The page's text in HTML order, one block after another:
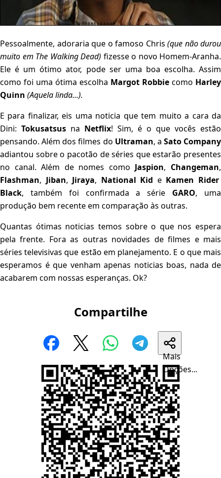
Pessoalmente, adoraria que o famoso Chris (que não durou
muito em The Walking Dead) fizesse o novo Homem-Aranha.
Ele é um ótimo ator, pode ser uma boa escolha. Assim
como foi uma ótima escolha Margot Robbie como Harley
Quinn (Aquela linda...).
E para finalizar, eis uma noticia que tem muito a cara da
Dini: Tokusatsus na Netflix! Sim, é o que vocês estão
pensando. Além dos filmes do Ultraman, a Sato Company
adiantou sobre o pacotão de séries que estarão presentes
no canal. Além de nomes como Jaspion, Changeman,
Flashman, Jiban, Jiraya, National Kid e Kamen Rider
Black, também foi confirmada a série GARO, uma
produção bem recente em comparação às outras.
Quantas ótimas noticias temos sobre o que nos espera
pela frente. Fora as outras novidades de filmes e mais
séries televisivas que estão em planejamento. E o que mais
esperamos é que venham apenas noticias boas, nada de
acabarem com nossas esperanças. Ok?
Compartilhe
Mais
Opções...